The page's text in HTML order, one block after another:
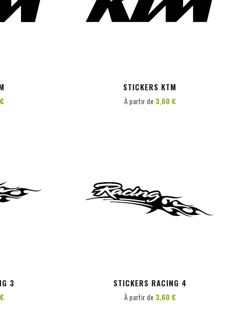
STICKERS KTM
À partir de 3,60 €
3 STICKERS RACING 4
À partir de 3,60 €